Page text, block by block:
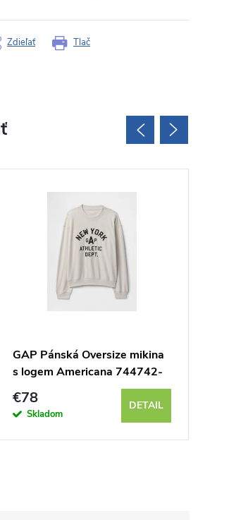
Tlač
Zdieľať
GAP Pánská Oversize mikina
s logem Americana 744742-
00
€78
Skladom
DETAIL